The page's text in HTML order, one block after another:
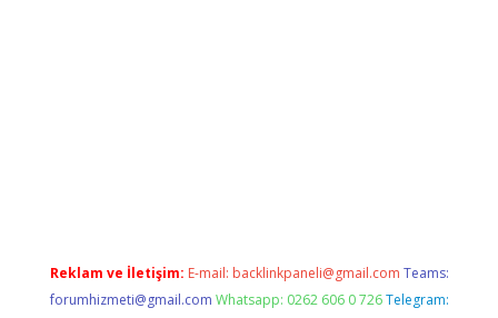
Reklam ve İletişim: E-mail: backlinkpaneli@gmail.com Teams:
forumhizmeti@gmail.com Whatsapp: 0262 606 0 726 Telegram: